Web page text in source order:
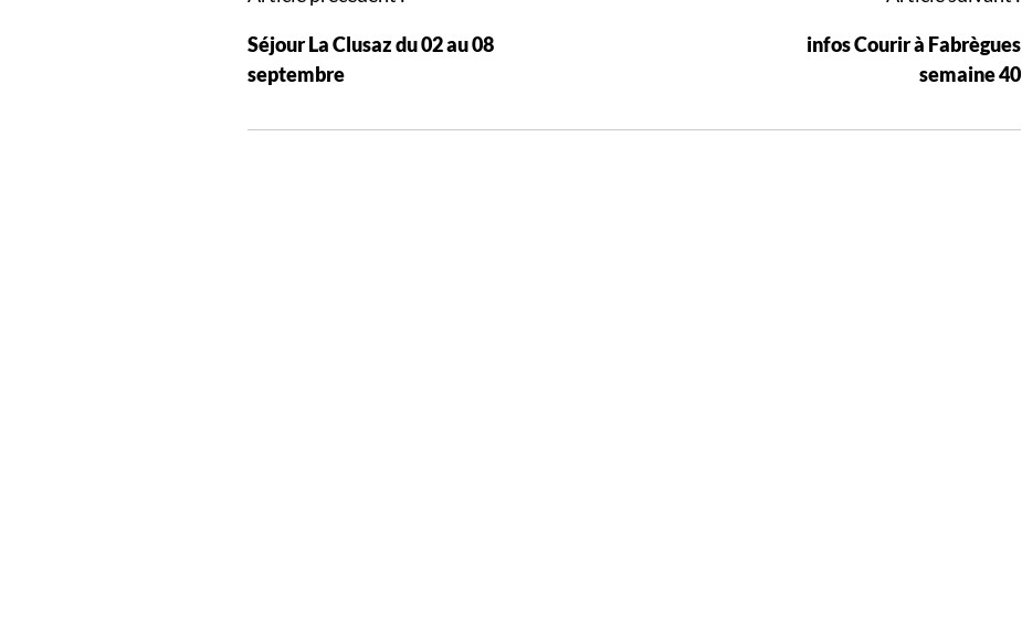
v
i
Séjour La Clusaz du 02 au 08
septembre
infos Courir à Fabrègues
semaine 40